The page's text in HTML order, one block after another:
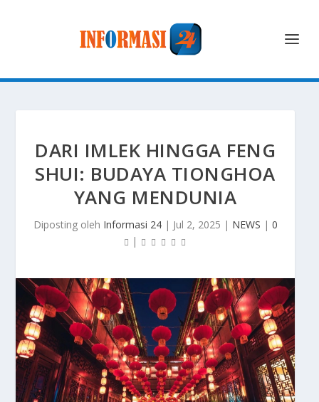
DARI IMLEK HINGGA FENG
SHUI: BUDAYA TIONGHOA
YANG MENDUNIA
Diposting oleh Informasi 24| Jul 2, 2025 | NEWS | 0
|